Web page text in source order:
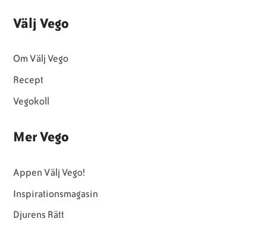
Välj Vego
Om Välj Vego
Recept
Vegokoll
Mer Vego
Appen Välj Vego!
Inspirationsmagasin
Djurens Rätt